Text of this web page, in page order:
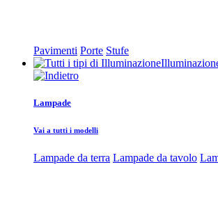
Pavimenti Porte Stufe
Lampade
Vai a tutti i modelli
Lampade da terra Lampade da tavolo